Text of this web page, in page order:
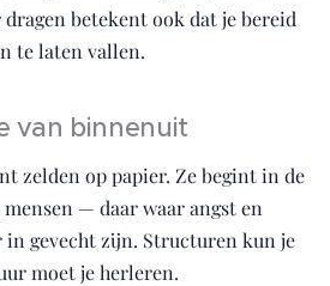
betekent ook dat je bereid
te laten vallen.
van binnenuit
zelden op papier. Ze begint in de
— daar waar angst en
gevecht zijn. Structuren kun je
moet je herleren.